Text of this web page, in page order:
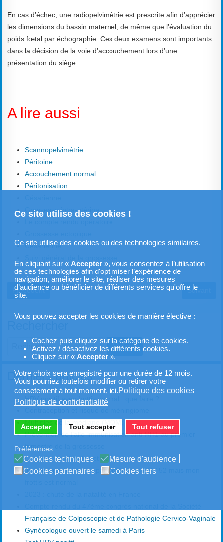
Ce site utilise des cookies !
Ce site utilise des cookies ou des technologies similaires.
En cliquant sur « Accepter», vous consentez à l’utilisation
de ces technologies afin d'optimiser l’expérience de
navigation, améliorer le site, réaliser des mesures
d’audience ou bénéficier de différents services qu'offre le
site.
Vous pouvez accepter les cookies de manière élective :
Cochez puis cliquez sur la catégorie de cookies.
Activez / désactivez les différents cookies.
Cliquez sur « Accepter».
Votre choix sera enregistré pour une durée de 12 mois.
Vous pourriez toutefois modifier ou retirer votre
consetement à tout moment, ici.Politique des cookies
Politique de confidentialité
Accepter Tout accepter Tout refuser
Préférences
Cookies techniques
Mesure d'audience
Cookies partenaires
Cookies tiers
En cas d’échec, une radiopelvimétrie est prescrite afin d’apprécier
les dimensions du bassin maternel, de même que l’évaluation du
poids fœtal par échographie. Ces deux examens sont importants
dans la décision de la voie d’accouchement lors d’une
présentation du siège.
A lire aussi
Scannopelvimétrie
Péritoine
Accouchement normal
Péritonisation
Grossesse intra-utérine
Césarienne
Article précédent : Vaccination anti-COVID-19 des femmes
Précédent Article
Suivant
Type 2 or more characters for results.
Valider
Derniers articles
HPV positif avec frottis normal : que faire ?
Multiples de la médiane (MOM)
Prévention de l’allo-immunisation anti-RH1 au premier
trimestre de la grossesse
Congélation d'ovules et acné
Je suis infectée par le papillomavirus HPV 52 mais mon
Française de Colposcopie et de Pathologie Cervico-Vaginale
Gynécologue ouvert le samedi à Paris